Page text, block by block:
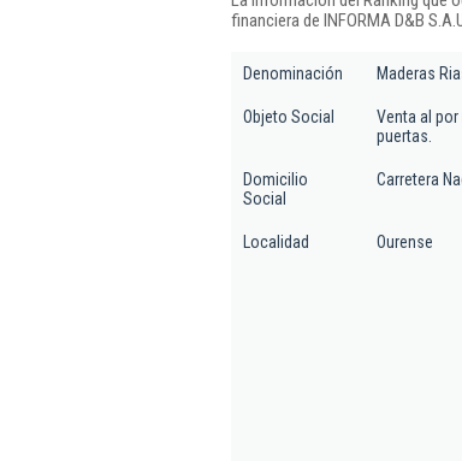
financiera de INFORMA D&B
Denominación Maderas
Objeto Social
Venta al
puertas.
Domicilio
Social
Carretera
Localidad Ourense